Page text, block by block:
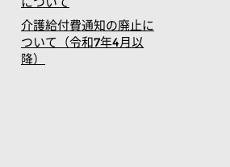
介護給付費通知の廃止に
ついて（令和7年4月以
降）